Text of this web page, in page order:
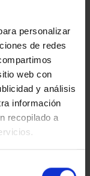
personalizar
de redes
web con
y análisis
información
recopilado a
DE
2
949,00 €
para usuarios
registrados